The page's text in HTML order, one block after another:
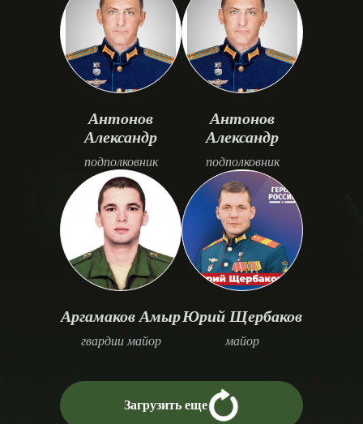
Антонов
Александр
подполковник
Антонов
Александр
подполковник
Аргамаков Амыр
гвардии майор
Юрий Щербаков
майор
Загрузить еще